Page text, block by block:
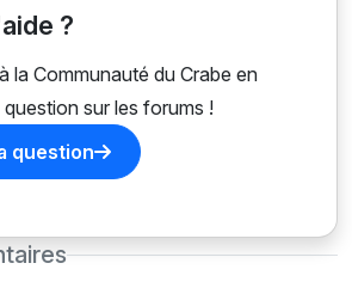
?
la Communauté du Crabe en
sur les forums !
question